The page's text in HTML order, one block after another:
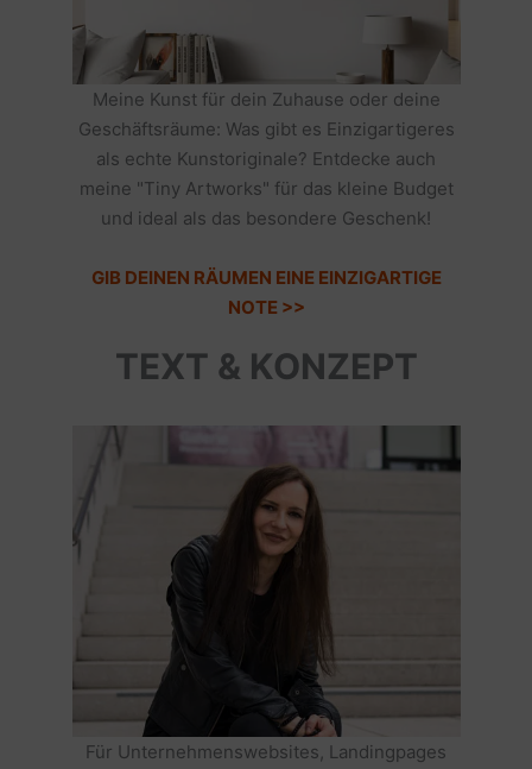
Meine Kunst für dein Zuhause oder deine
Geschäftsräume: Was gibt es Einzigartigeres
als echte Kunstoriginale? Entdecke auch
meine "Tiny Artworks" für das kleine Budget
und ideal als das besondere Geschenk!
GIB DEINEN RÄUMEN EINE EINZIGARTIGE
NOTE >>
TEXT & KONZEPT
Für Unternehmenswebsites, Landingpages